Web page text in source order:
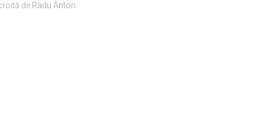
de Radu Anton.